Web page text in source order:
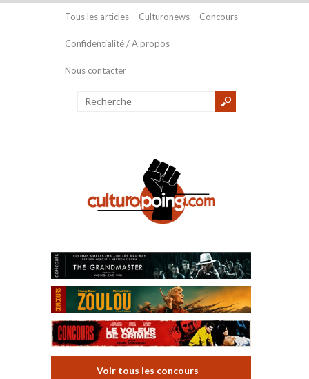
Tous les articles Culturonews Concours
Confidentialité / A propos
Nous contacter
Voir tous les concours